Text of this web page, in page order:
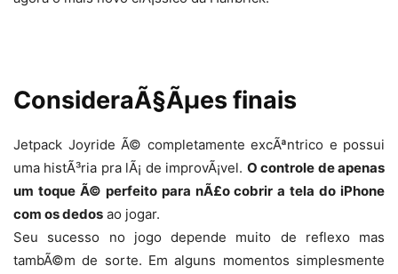
ConsideraÃ§Ãµes finais
Jetpack Joyride Ã© completamente excÃªntrico e possui
uma histÃ³ria pra lÃ¡ de improvÃ¡vel. O controle de apenas
um toque Ã© perfeito para nÃ£o cobrir a tela do iPhone
com os dedos ao jogar.
Seu sucesso no jogo depende muito de reflexo mas
tambÃ©m de sorte. Em alguns momentos simplesmente